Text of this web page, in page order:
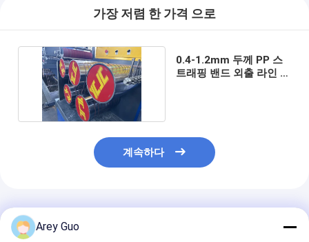
가장 저렴 한 가격 으로
0.4-1.2mm 두께 PP 스
트래핑 밴드 외출 라인 비
계속하다
추천된 제품
Arey Guo